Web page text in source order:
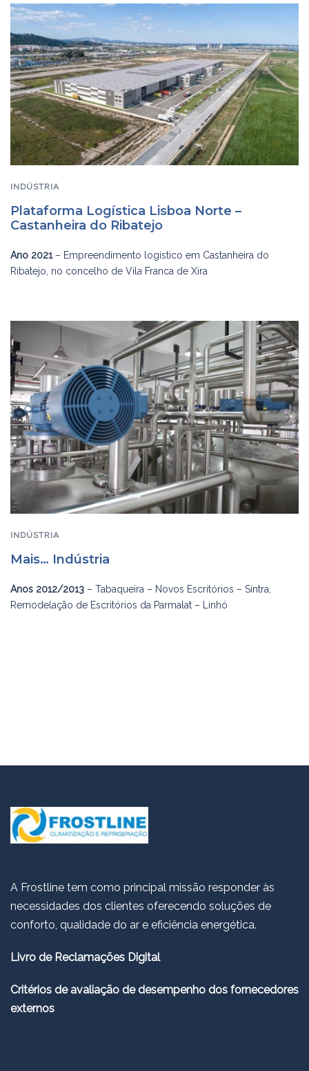
INDÚSTRIA
Plataforma Logística Lisboa Norte –
Castanheira do Ribatejo
Ano 2021– Empreendimento logístico em Castanheira do
Ribatejo, no concelho de Vila Franca de Xira
INDÚSTRIA
Mais… Indústria
Anos 2012/2013 – Tabaqueira – Novos Escritórios – Sintra,
Remodelação de Escritórios da Parmalat – Linhó
A Frostline tem como principal missão responder às
necessidades dos clientes oferecendo soluções de
conforto, qualidade do ar e eficiência energética.
Livro de Reclamações Digital
Critérios de avaliação de desempenho dos fornecedores
externos